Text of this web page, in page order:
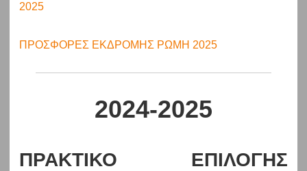
2025
ΠΡΟΣΦΟΡΕΣ ΕΚΔΡΟΜΗΣ ΡΩΜΗ 2025
2024-2025
ΠΡΑΚΤΙΚΟ ΕΠΙΛΟΓΗΣ